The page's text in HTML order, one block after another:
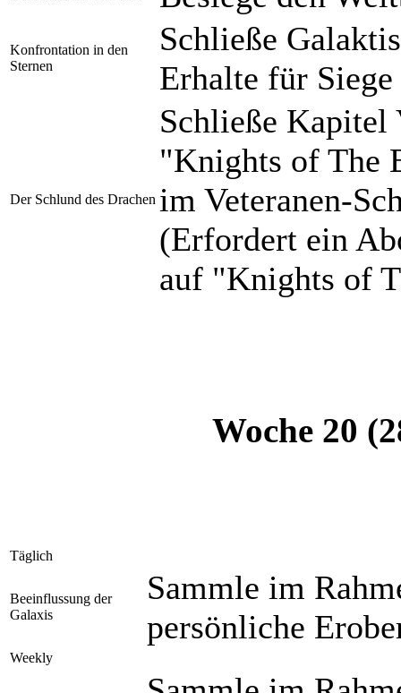
Konfrontation in den
Sternen
Schließe
Erhalte für
Der Schlund des Drachen
Schließe Kapitel
"Knights of The
im Veteranen-
(Erfordert ein
auf "Knights of
Woche 20
Täglich
Beeinflussung der
Galaxis
Sammle im
persönliche
Weekly